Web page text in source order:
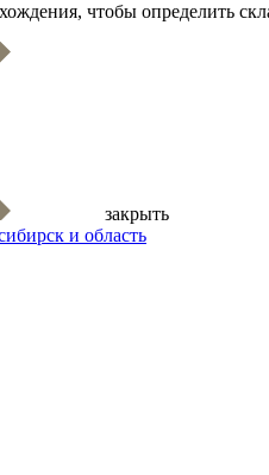
чтобы определить
закрыть
и область